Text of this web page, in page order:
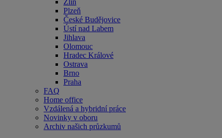
Zlín
Plzeň
České Budějovice
Ústí nad Labem
Jihlava
Olomouc
Hradec Králové
Ostrava
Brno
Praha
FAQ
Home office
Vzdálená a hybridní práce
Novinky v oboru
Archiv našich průzkumů